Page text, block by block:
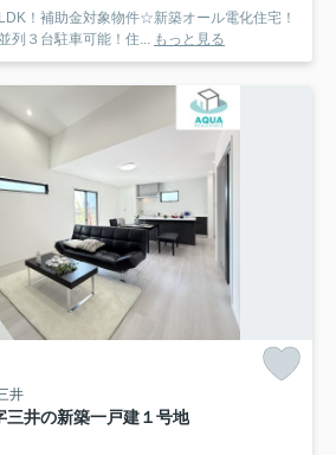
！補助金対象物件☆新築オール電化住宅！
列３台駐車可能！住... もっと見る
井
三井の新築一戸建１号地